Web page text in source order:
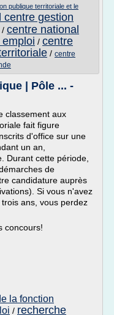
publique territoriale et le
centre gestion
/ centre national
/ centre
/ centre
| Pôle ... -
classement aux
fait figure
d'office sur une
un an,
Durant cette période,
de
candidature auprès
Si vous n'avez
ans, vous perdez
concours!
la fonction
/ recherche